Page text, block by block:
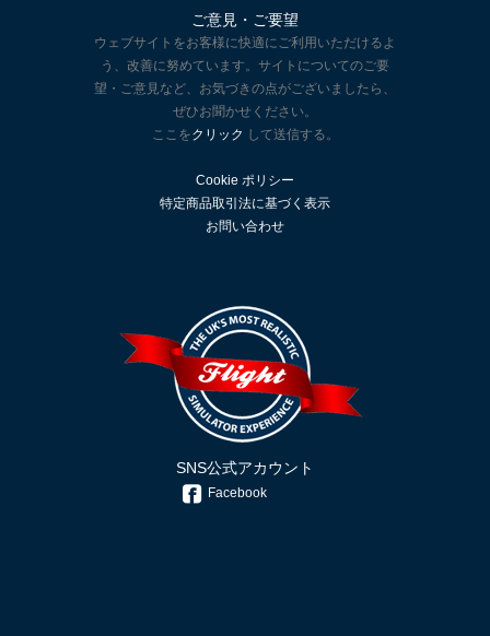
ご意見・ご要望
ウェブサイトをお客様に快適にご利用いただけるよ
う、改善に努めています。サイトについてのご要
望・ご意見など、お気づきの点がございましたら、
ぜひお聞かせください。
ここをクリック して送信する。
Cookie ポリシー
特定商品取引法に基づく表示
お問い合わせ
SNS公式アカウント
Facebook